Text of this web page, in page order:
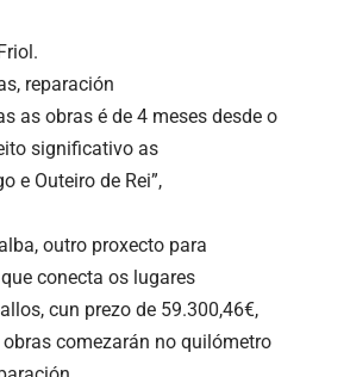
reparación
as obras é de 4 meses desde o
significativo as
e Outeiro de Rei”,
outro proxecto para
conecta os lugares
cun prezo de 59.300,46€,
comezarán no quilómetro